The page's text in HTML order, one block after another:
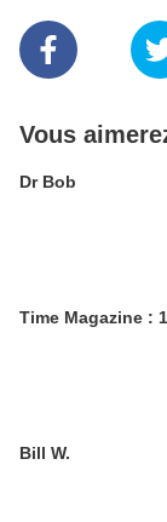
Vous
Dr Bob
Time Magazine :
Bill W.